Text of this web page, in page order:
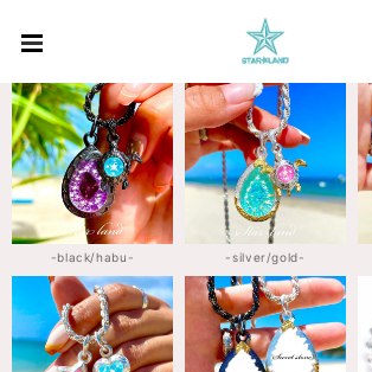
-black/habu- -silver/gold-